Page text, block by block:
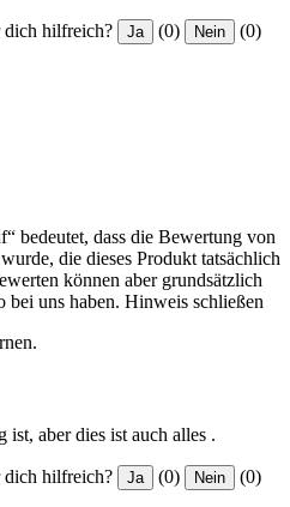
dich hilfreich? Ja (0) Nein (0)
bedeutet, dass die Bewertung von
die dieses Produkt tatsächlich
können aber grundsätzlich
bei uns haben. Hinweis schließen
aber dies ist auch alles .
dich hilfreich? Ja (0) Nein (0)